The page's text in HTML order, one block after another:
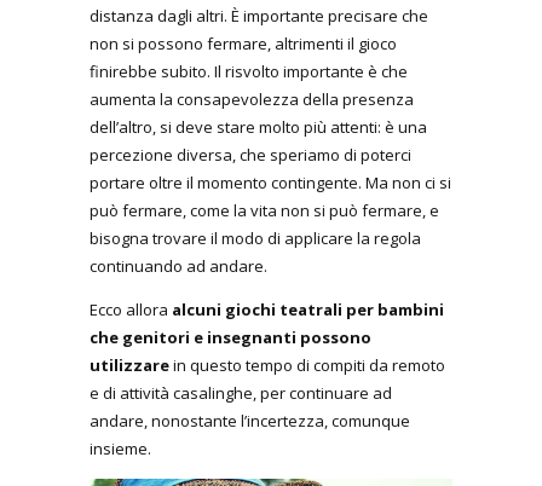
distanza dagli altri. È importante precisare che
non si possono fermare, altrimenti il gioco
finirebbe subito. Il risvolto importante è che
aumenta la consapevolezza della presenza
dell’altro, si deve stare molto più attenti: è una
percezione diversa, che speriamo di poterci
portare oltre il momento contingente. Ma non ci si
può fermare, come la vita non si può fermare, e
bisogna trovare il modo di applicare la regola
continuando ad andare.
Ecco allora alcuni giochi teatrali per bambini
che genitori e insegnanti possono
utilizzarein questo tempo di compiti da remoto
e di attività casalinghe, per continuare ad
andare, nonostante l’incertezza, comunque
insieme.